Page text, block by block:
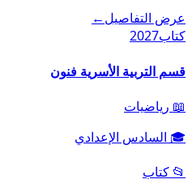
عرض التفاصيل←
كتاب2027
قسم التربية الأسرية فنون
📖 رياضيات
🎓 السادس الإعدادي
📂 كتاب